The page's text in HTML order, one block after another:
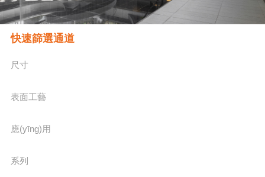
快速篩選通道
尺寸
表面工藝
應(yīng)用
系列